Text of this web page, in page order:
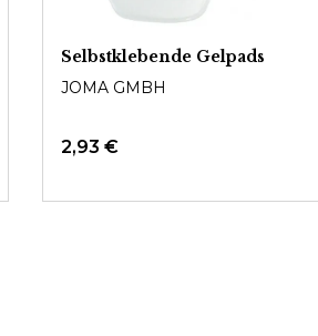
Selbstklebende Gelpads
JOMA GMBH
2,93 €